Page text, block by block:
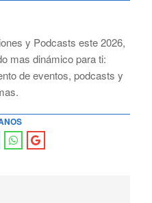
y Podcasts este 2026,
mas dinámico para ti:
de eventos, podcasts y